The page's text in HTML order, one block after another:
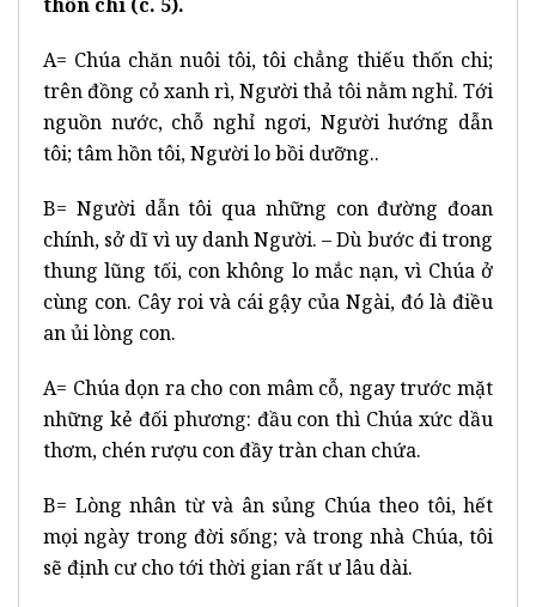
A= Chúa chăn nuôi tôi, tôi chẳng thiếu thốn chi;
trên đồng cỏ xanh rì, Người thả tôi nằm nghỉ. Tới
nguồn nước, chỗ nghỉ ngơi, Người hướng dẫn
tôi; tâm hồn tôi, Người lo bồi dưỡng..
B= Người dẫn tôi qua những con đường đoan
chính, sở dĩ vì uy danh Người. – Dù bước đi trong
thung lũng tối, con không lo mắc nạn, vì Chúa ở
cùng con. Cây roi và cái gậy của Ngài, đó là điều
an ủi lòng con.
A= Chúa dọn ra cho con mâm cỗ, ngay trước mặt
những kẻ đối phương: đầu con thì Chúa xức dầu
thơm, chén rượu con đầy tràn chan chứa.
B= Lòng nhân từ và ân sủng Chúa theo tôi, hết
mọi ngày trong đời sống; và trong nhà Chúa, tôi
sẽ định cư cho tới thời gian rất ư lâu dài.